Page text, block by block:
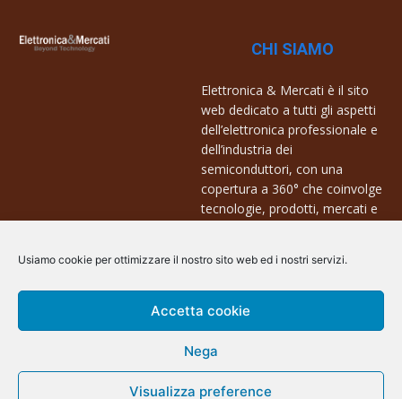
Usiamo cookie per ottimizzare il nostro sito web ed i nostri servizi.
Accetta cookie
Nega
Visualizza preference
CHI SIAMO
Elettronica & Mercati è il sito
web dedicato a tutti gli aspetti
dell’elettronica professionale e
dell’industria dei
semiconduttori, con una
copertura a 360° che coinvolge
tecnologie, prodotti, mercati e
Contatti:
info@arscommunication.it
@ArsCommunication 2023